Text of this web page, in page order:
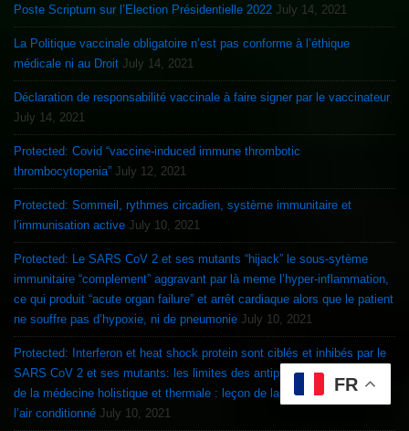
Poste Scriptum sur l’Election Présidentielle 2022 July 14, 2021
La Politique vaccinale obligatoire n’est pas conforme à l’éthique
médicale ni au Droit July 14, 2021
Déclaration de responsabilité vaccinale à faire signer par le vaccinateur
July 14, 2021
Protected: Covid “vaccine-induced immune thrombotic
thrombocytopenia” July 12, 2021
Protected: Sommeil, rythmes circadien, système immunitaire et
l’immunisation active July 10, 2021
Protected: Le SARS CoV 2 et ses mutants “hijack” le sous-sytème
immunitaire “complement” aggravant par là meme l’hyper-inflammation,
ce qui produit “acute organ failure” et arrêt cardiaque alors que le patient
ne souffre pas d’hypoxie, ni de pneumonie July 10, 2021
Protected: Interferon et heat shock protein sont ciblés et inhibés par le
SARS CoV 2 et ses mutants: les limites des antipyrétiques et la force
de la médecine holistique et thermale : leçon de la chauve souris et de
l’air conditionné July 10, 2021
FR